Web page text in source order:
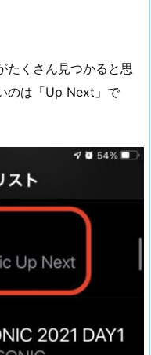
たくさん見つかると思
のは「Up Next」で